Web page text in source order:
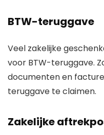
BTW-teruggave
Veel zakelijke
voor BTW-teruggave.
documenten en
teruggave te claimen.
Zakelijke